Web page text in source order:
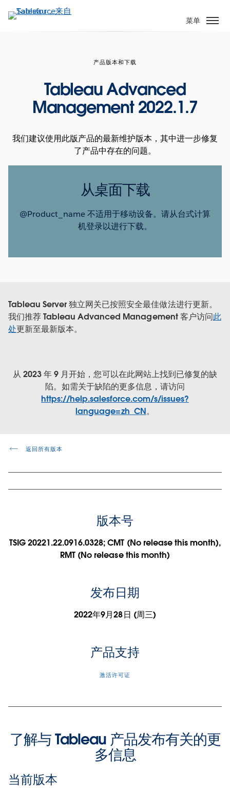
转
菜单
产品版本和下载
Tableau Advanced
Management 2022.1.7
我们建议使用此版产品的最新维护版本，其中进一步修复
了产品中存在的问题。
从桌面下载
@Product_name 不适用于移动设备。请从台式计算
机登录以进行下载。
Tableau Server 独立网关已按照安全最佳做法进行更新。
我们推荐 Tableau Advanced Management 客户访问此
处更新至最新版本。
从 2023 年 9 月开始，您可以在此网站上找到已修复的缺
陷。如需关于缺陷的更多信息，请访问
https://help.salesforce.com/s/issues?
language=zh_CN。
返回所有版本
版本号
TSIG 20221.22.0916.0328; CMT (No release this month),
RMT (No release this month)
发布日期
2022年9月28日 (周三)
产品支持
激活许可证
了解与 Tableau 产品发布有关的更
多信息
当前版本